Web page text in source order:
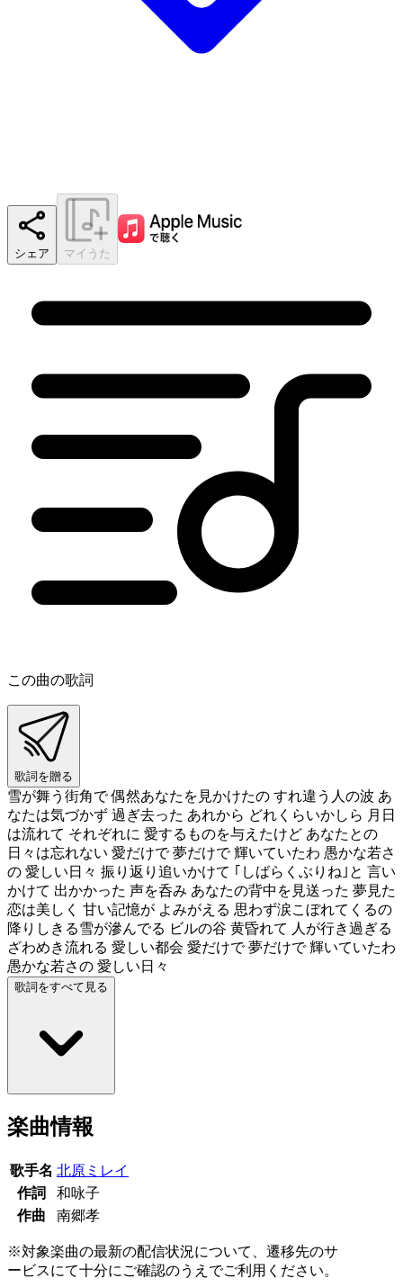
シェア マイうた
この曲の歌詞
歌詞を贈る
雪が舞う街角で 偶然あなたを見かけたの すれ違う人の波 あ
なたは気づかず 過ぎ去った あれから どれくらいかしら 月日
は流れて それぞれに 愛するものを与えたけど あなたとの
日々は忘れない 愛だけで 夢だけで 輝いていたわ 愚かな若さ
の 愛しい日々 振り返り追いかけて ｢しばらくぶりね｣と 言い
かけて 出かかった 声を呑み あなたの背中を見送った 夢見た
恋は美しく 甘い記憶が よみがえる 思わず涙こぼれてくるの
降りしきる雪が滲んでる ビルの谷 黄昏れて 人が行き過ぎる
ざわめき流れる 愛しい都会 愛だけで 夢だけで 輝いていたわ
愚かな若さの 愛しい日々
歌詞をすべて見る
楽曲情報
歌手名 北原ミレイ
作詞
和咏子
作曲
南郷孝
※対象楽曲の最新の配信状況について、遷移先のサ
ービスにて十分にご確認のうえでご利用ください。